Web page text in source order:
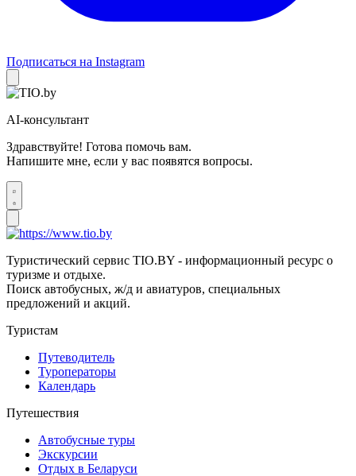
Подписаться на Instagram
AI-консультант
Здравствуйте! Готова помочь вам.
Напишите мне, если у вас появятся вопросы.
Туристический сервис TIO.BY - информационный ресурс о
туризме и отдыхе.
Поиск автобусных, ж/д и авиатуров, специальных
предложений и акций.
Туристам
Путеводитель
Туроператоры
Календарь
Путешествия
Автобусные туры
Экскурсии
Отдых в Беларуси